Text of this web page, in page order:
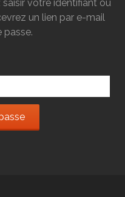
votre identifiant ou
un lien par e-mail
passe.